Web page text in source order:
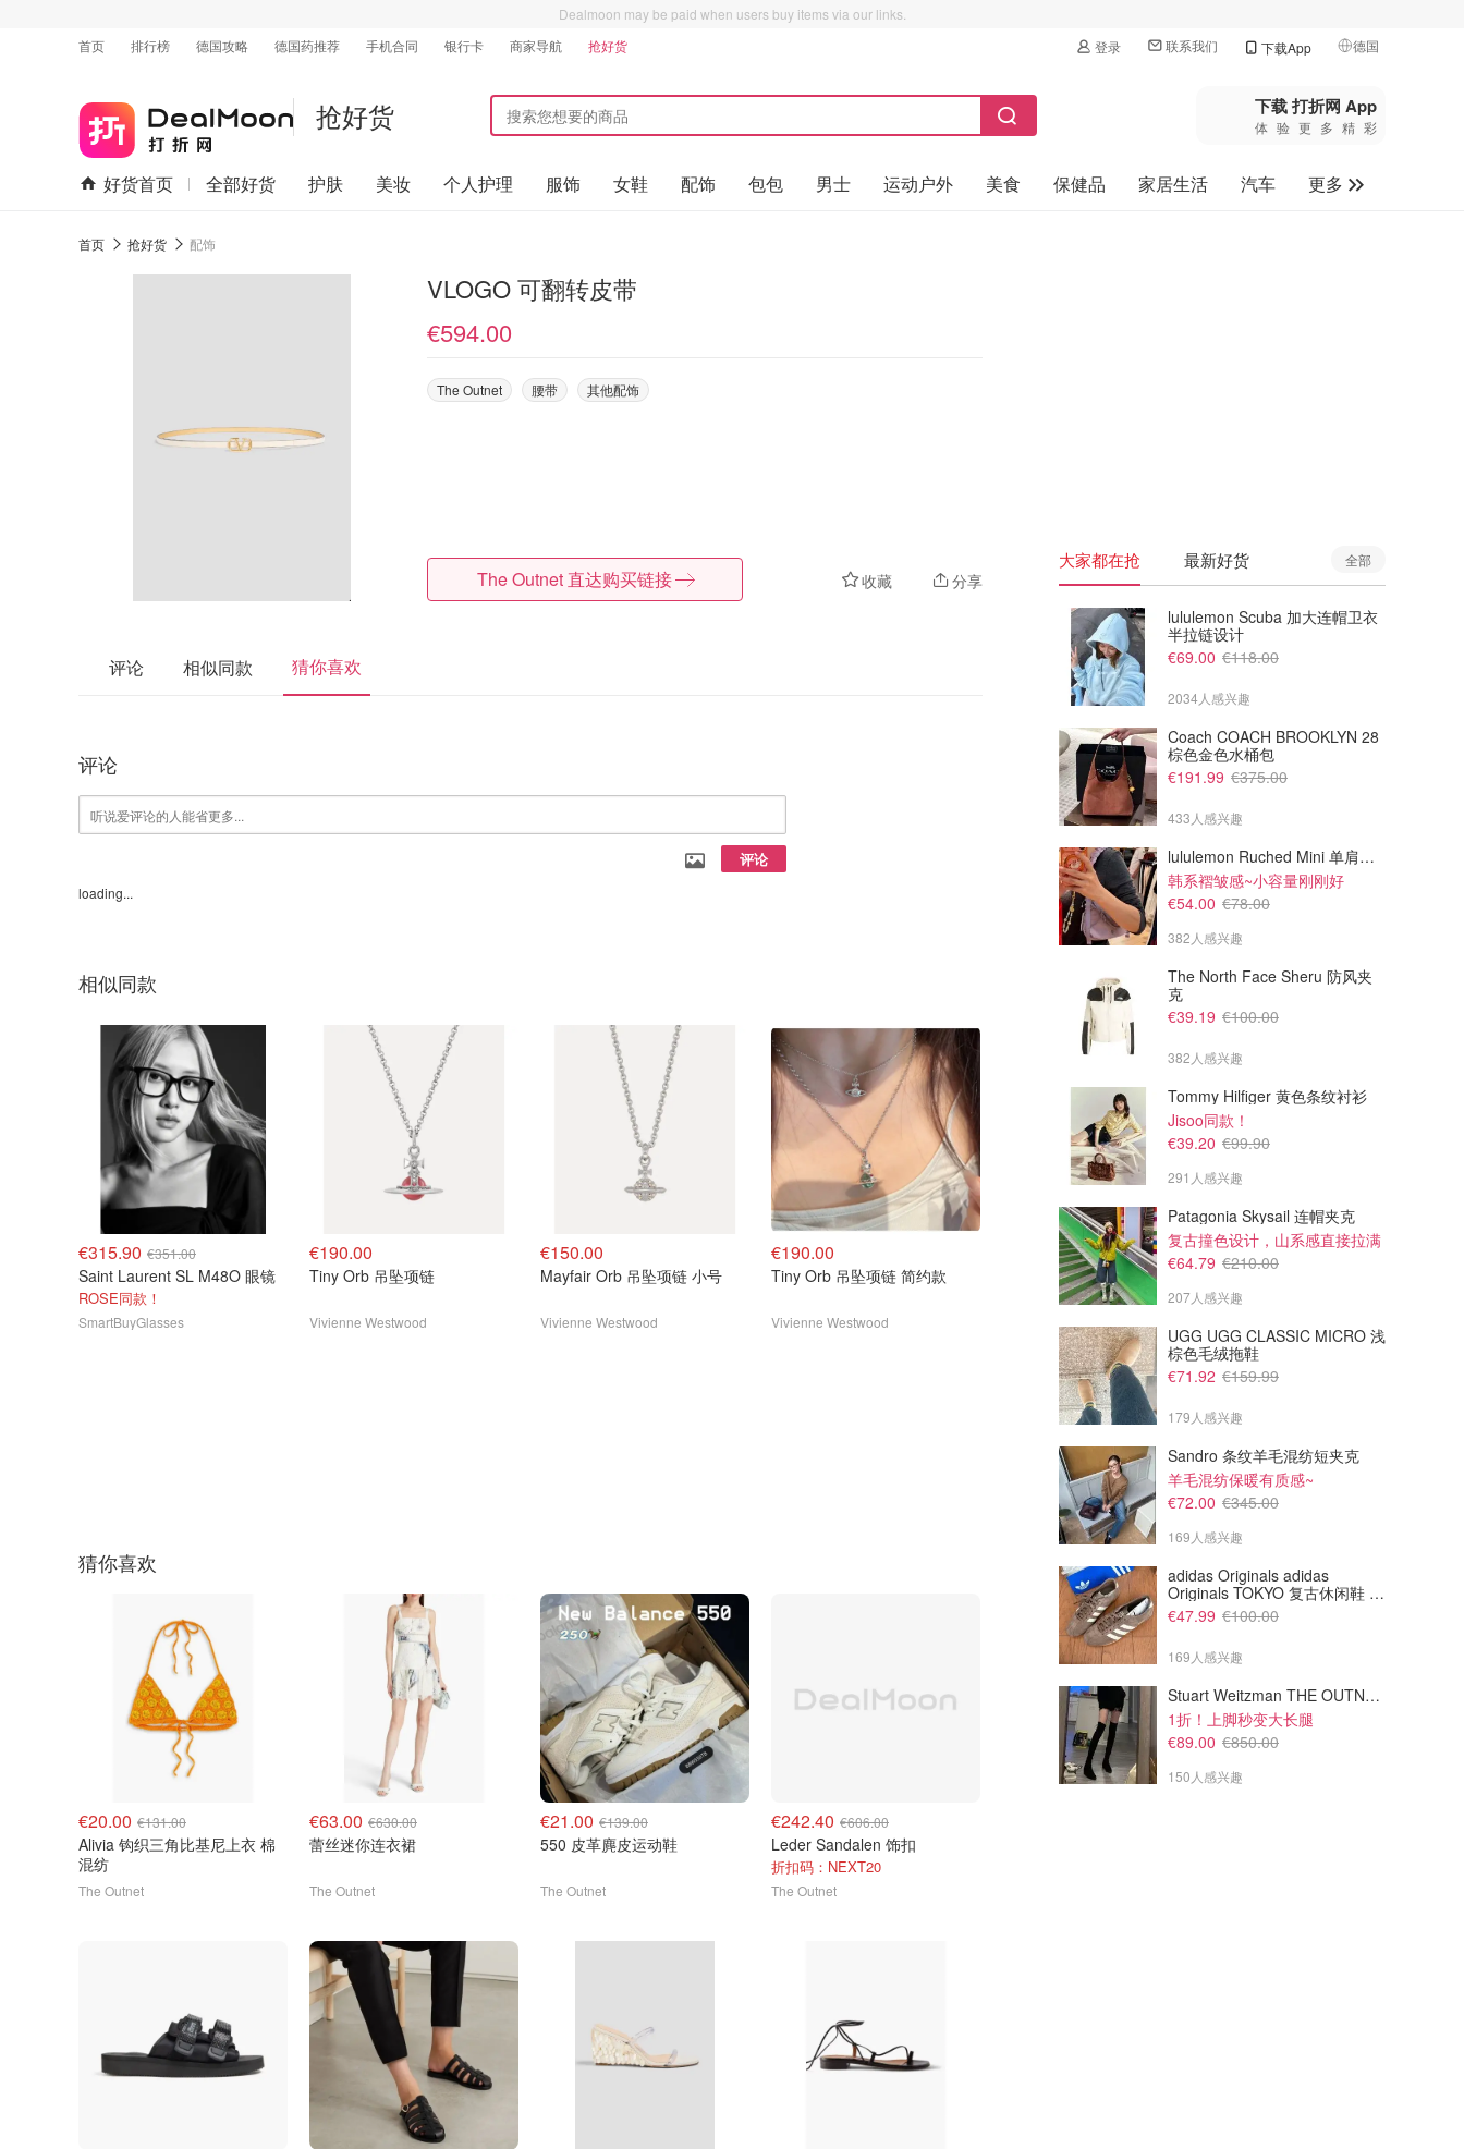
Dealmoon may be paid when users buy items via our links.
首页
排行榜 德国攻略 德国药推荐 手机合同 银行卡 商家导航 抢好货 登录 联系我们 下载App 德国
🇺🇸美国
🇨🇳中国
🇨🇦加拿大
抢好货 下载 打折网 App
体验更多精彩
好货首页 全部好货 护肤 美妆 个人护理 服饰 女鞋 配饰 包包 男士 运动户外 美食 保健品 家居生活 汽车
更多
首页 抢好货 配饰
VLOGO 可翻转皮带
€594.00
The Outnet 腰带 其他配饰
收藏 分享
The Outnet 直达购买链接
评论 相似同款 猜你喜欢
评论
评论
loading...
相似同款
€315.90 €351.00
Saint Laurent SL M48O 眼镜
ROSE同款！
SmartBuyGlasses
€190.00
Tiny Orb 吊坠项链
Vivienne Westwood
€150.00
Mayfair Orb 吊坠项链 小号
Vivienne Westwood
€190.00
Tiny Orb 吊坠项链 简约款
Vivienne Westwood
€170.00
Mini Bas Relief 珍珠项链
€18.82 €52.95
双层珍珠Choker
猜你喜欢
€20.00 €131.00
Alivia 钩织三角比基尼上衣 棉
混纺
The Outnet
€63.00 €630.00
蕾丝迷你连衣裙
The Outnet
€21.00 €139.00
550 皮革麂皮运动鞋
The Outnet
€242.40 €606.00
Leder Sandalen 饰扣
折扣码：NEXT20
The Outnet
大家都在抢 最新好货 全部
lululemon Scuba 加大连帽卫衣
半拉链设计
€69.00 €118.00
2034人感兴趣
Coach COACH BROOKLYN 28
棕色金色水桶包
€191.99 €375.00
433人感兴趣
lululemon Ruched Mini 单肩包 1.5L
韩系褶皱感~小容量刚刚好
€54.00 €78.00
382人感兴趣
The North Face Sheru 防风夹
克
€39.19 €100.00
382人感兴趣
Tommy Hilfiger 黄色条纹衬衫
Jisoo同款！
€39.20 €99.90
291人感兴趣
Patagonia Skysail 连帽夹克
复古撞色设计，山系感直接拉满
€64.79 €210.00
207人感兴趣
UGG UGG CLASSIC MICRO 浅
棕色毛绒拖鞋
€71.92 €159.99
179人感兴趣
Sandro 条纹羊毛混纺短夹克
羊毛混纺保暖有质感~
€72.00 €345.00
169人感兴趣
adidas Originals adidas
Originals TOKYO 复古休闲鞋 深
棕色
€47.99 €100.00
169人感兴趣
Stuart Weitzman THE OUTNET Jocey 弹力绒面过膝靴
1折！上脚秒变大长腿
€89.00 €850.00
150人感兴趣